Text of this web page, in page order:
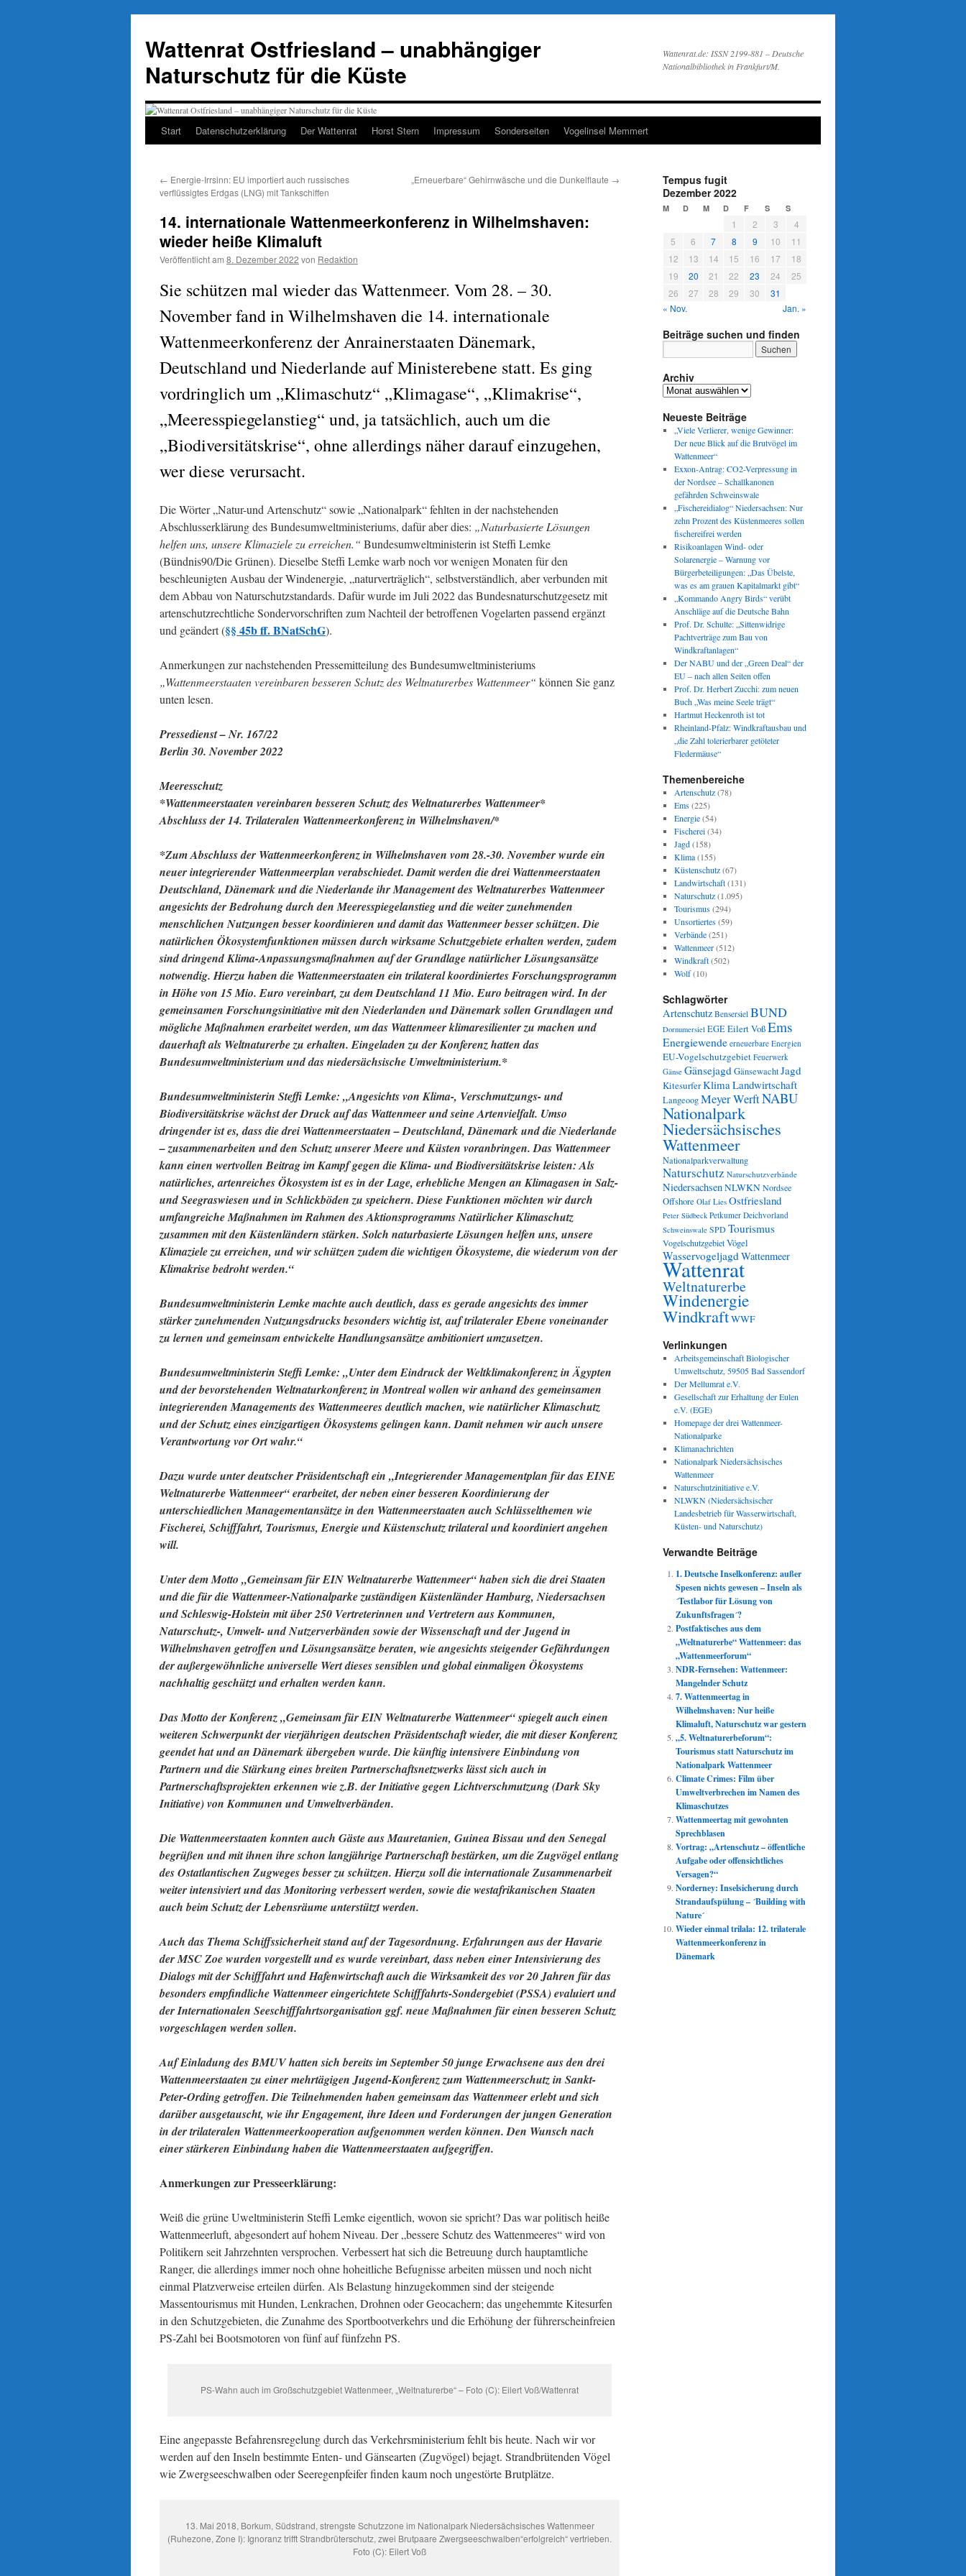
springen
Wattenrat Ostfriesland – unabhängiger
Naturschutz für die Küste
Wattenrat.de: ISSN 2199-881 – Deutsche
Nationalbibliothek in Frankfurt/M.
Start Datenschutzerklärung Der Wattenrat Horst Stern Impressum Sonderseiten Vogelinsel Memmert
← Energie-Irrsinn: EU importiert auch russisches
verflüssigtes Erdgas (LNG) mit Tankschiffen
„Erneuerbare“ Gehirnwäsche und die Dunkelflaute →
14. internationale Wattenmeerkonferenz in Wilhelmshaven:
wieder heiße Klimaluft
Veröffentlicht am 8. Dezember 2022 von Redaktion
Sie schützen mal wieder das Wattenmeer. Vom 28. – 30.
November fand in Wilhelmshaven die 14. internationale
Wattenmeerkonferenz der Anrainerstaaten Dänemark,
Deutschland und Niederlande auf Ministerebene statt. Es ging
vordringlich um „Klimaschutz“ „Klimagase“, „Klimakrise“,
„Meeresspiegelanstieg“ und, ja tatsächlich, auch um die
„Biodiversitätskrise“, ohne allerdings näher darauf einzugehen,
wer diese verursacht.
Die Wörter „Natur-und Artenschutz“ sowie „Nationalpark“ fehlten in der nachstehenden
Abschlusserklärung des Bundesumweltministeriums, dafür aber dies: „Naturbasierte Lösungen
helfen uns, unsere Klimaziele zu erreichen.“ Bundesumweltministerin ist Steffi Lemke
(Bündnis90/Die Grünen). Dieselbe Steffi Lemke warb noch vor wenigen Monaten für den
beschleunigten Ausbau der Windenergie, „naturverträglich“, selbstverständlich, aber verbunden mit
dem Abbau von Naturschutzstandards. Dafür wurde im Juli 2022 das Bundesnaturschutzgesetz mit
artenschutzrechtliche Sondervorschriften zum Nachteil der betroffenen Vogelarten passend ergänzt
und geändert (§§ 45b ff. BNatSchG).
Anmerkungen zur nachstehenden Pressemitteilung des Bundesumweltministeriums
„Wattenmeerstaaten vereinbaren besseren Schutz des Weltnaturerbes Wattenmeer“ können Sie ganz
unten lesen.
Pressedienst – Nr. 167/22
Berlin 30. November 2022
Meeresschutz
*Wattenmeerstaaten vereinbaren besseren Schutz des Weltnaturerbes Wattenmeer*
Abschluss der 14. Trilateralen Wattenmeerkonferenz in Wilhelmshaven/*
*Zum Abschluss der Wattenmeerkonferenz in Wilhelmshaven vom 28.-30. November wurde ein
neuer integrierender Wattenmeerplan verabschiedet. Damit werden die drei Wattenmeerstaaten
Deutschland, Dänemark und die Niederlande ihr Management des Weltnaturerbes Wattenmeer
angesichts der Bedrohung durch den Meeresspiegelanstieg und die weiter zunehmenden
menschlichen Nutzungen besser koordinieren und damit das Wattenmeer besser schützen. Die
natürlichen Ökosystemfunktionen müssen durch wirksame Schutzgebiete erhalten werden, zudem
sind dringend Klima-Anpassungsmaßnahmen auf der Grundlage natürlicher Lösungsansätze
notwendig. Hierzu haben die Wattenmeerstaaten ein trilateral koordiniertes Forschungsprogramm
in Höhe von 15 Mio. Euro vereinbart, zu dem Deutschland 11 Mio. Euro beitragen wird. In der
gemeinsamen Forschungsinitiative mit den Niederlanden und Dänemark sollen Grundlagen und
mögliche Maßnahmen erarbeitet werden, um das Wattenmeer klimaresilienter zu machen und
dauerhaft als Weltnaturerbe zu erhalten. Eingeladen zu der Konferenz hatten das
Bundesumweltministerium und das niedersächsische Umweltministerium.*
Bundesumweltministerin Steffi Lemke: „Angesichts von Klima-, Verschmutzungs- und
Biodiversitätskrise wächst der Druck auf das Wattenmeer und seine Artenvielfalt. Umso
dringender ist es, dass die drei Wattenmeerstaaten – Deutschland, Dänemark und die Niederlande
– zusammenarbeiten und den Schutz unserer Meere und Küsten voranbringen. Das Wattenmeer
kann einen wertvollen Beitrag im Kampf gegen die Klima- und Biodiversitätskrise leisten: Als
natürliches, artenreiches Ökosystem ist es in der Lage, erhebliche Mengen an Klimagasen in Salz-
und Seegraswiesen und in Schlickböden zu speichern. Diese Funktionen möchten wir durch
umfangreiche Maßnahmen im Rahmen des Aktionsprogramms Natürlicher Klimaschutz
zusammen mit den Küstenländern stärken. Solch naturbasierte Lösungen helfen uns, unsere
Klimaziele zu erreichen, und wir schützen zudem die wichtigen Ökosysteme, die wiederum von der
Klimakrise bedroht werden.“
Bundesumweltministerin Lemke machte auch deutlich, dass es gerade angesichts des immer
stärker zunehmenden Nutzungsdrucks besonders wichtig ist, auf trilateraler Ebene voneinander
zu lernen und gemeinsam entwickelte Handlungsansätze ambitioniert umzusetzen.
Bundesumweltministerin Steffi Lemke: „Unter dem Eindruck der Weltklimakonferenz in Ägypten
und der bevorstehenden Weltnaturkonferenz in Montreal wollen wir anhand des gemeinsamen
integrierenden Managements des Wattenmeeres deutlich machen, wie natürlicher Klimaschutz
und der Schutz eines einzigartigen Ökosystems gelingen kann. Damit nehmen wir auch unsere
Verantwortung vor Ort wahr.“
Dazu wurde unter deutscher Präsidentschaft ein „Integrierender Managementplan für das EINE
Weltnaturerbe Wattenmeer“ erarbeitet, der neben einer besseren Koordinierung der
unterschiedlichen Managementansätze in den Wattenmeerstaaten auch Schlüsselthemen wie
Fischerei, Schifffahrt, Tourismus, Energie und Küstenschutz trilateral und koordiniert angehen
will.
Unter dem Motto „Gemeinsam für EIN Weltnaturerbe Wattenmeer“ haben sich die drei Staaten
und die für die Wattenmeer-Nationalparke zuständigen Küstenländer Hamburg, Niedersachsen
und Schleswig-Holstein mit über 250 Vertreterinnen und Vertretern aus Kommunen,
Naturschutz-, Umwelt- und Nutzerverbänden sowie der Wissenschaft und der Jugend in
Wilhelmshaven getroffen und Lösungsansätze beraten, wie angesichts steigender Gefährdungen
der außergewöhnliche universelle Wert dieses sensiblen und global einmaligen Ökosystems
nachhaltig geschützt und erhalten werden kann.
Das Motto der Konferenz „Gemeinsam für EIN Weltnaturerbe Wattenmeer“ spiegelt auch einen
weiteren Schwerpunkt der vierjährigen deutschen Präsidentschaft wieder, die mit dieser Konferenz
geendet hat und an Dänemark übergeben wurde. Die künftig intensivere Einbindung von
Partnern und die Stärkung eines breiten Partnerschaftsnetzwerks lässt sich auch in
Partnerschaftsprojekten erkennen wie z.B. der Initiative gegen Lichtverschmutzung (Dark Sky
Initiative) von Kommunen und Umweltverbänden.
Die Wattenmeerstaaten konnten auch Gäste aus Mauretanien, Guinea Bissau und den Senegal
begrüßen und mit ihnen ihre schon langjährige Partnerschaft bestärken, um die Zugvögel entlang
des Ostatlantischen Zugweges besser zu schützen. Hierzu soll die internationale Zusammenarbeit
weiter intensiviert und das Monitoring verbessert werden, sowie die westafrikanischen Staaten
auch beim Schutz der Lebensräume unterstützt werden.
Auch das Thema Schiffssicherheit stand auf der Tagesordnung. Erfahrungen aus der Havarie
der MSC Zoe wurden vorgestellt und es wurde vereinbart, dass neben einer Intensivierung des
Dialogs mit der Schifffahrt und Hafenwirtschaft auch die Wirksamkeit des vor 20 Jahren für das
besonders empfindliche Wattenmeer eingerichtete Schifffahrts-Sondergebiet (PSSA) evaluiert und
der Internationalen Seeschifffahrtsorganisation ggf. neue Maßnahmen für einen besseren Schutz
vorgeschlagen werden sollen.
Auf Einladung des BMUV hatten sich bereits im September 50 junge Erwachsene aus den drei
Wattenmeerstaaten zu einer mehrtägigen Jugend-Konferenz zum Wattenmeerschutz in Sankt-
Peter-Ording getroffen. Die Teilnehmenden haben gemeinsam das Wattenmeer erlebt und sich
darüber ausgetauscht, wie ihr Engagement, ihre Ideen und Forderungen der jungen Generation
in der trilateralen Wattenmeerkooperation aufgenommen werden können. Den Wunsch nach
einer stärkeren Einbindung haben die Wattenmeerstaaten aufgegriffen.
Anmerkungen zur Presseerklärung:
Weiß die grüne Uweltministerin Steffi Lemke eigentlich, wovon sie spricht? Das war politisch heiße
Wattenmeerluft, abgesondert auf hohem Niveau. Der „bessere Schutz des Wattenmeeres“ wird von
Politikern seit Jahrzehnten versprochen. Verbessert hat sich die Betreuung durch hauptamtliche
Ranger, die allerdings immer noch ohne hoheitliche Befugnisse arbeiten müssen und noch nicht
einmal Platzverweise erteilen dürfen. Als Belastung hinzugekommen sind der steigende
Massentourismus mit Hunden, Lenkrachen, Drohnen oder Geocachern; das ungehemmte Kitesurfen
in den Schutzgebieten, die Zunahme des Sportbootverkehrs und die Erhöhung der führerscheinfreien
PS-Zahl bei Bootsmotoren von fünf auf fünfzehn PS.
PS-Wahn auch im Großschutzgebiet Wattenmeer, „Weltnaturerbe“ – Foto (C): Eilert Voß/Wattenrat
Eine angepasste Befahrensregelung durch das Verkehrsministerium fehlt bis heute. Nach wir vor
werden auf den Inseln bestimmte Enten- und Gänsearten (Zugvögel) bejagt. Strandbrütenden Vögel
wie Zwergseeschwalben oder Seeregenpfeifer finden kaum noch ungestörte Brutplätze.
13. Mai 2018, Borkum, Südstrand, strengste Schutzzone im Nationalpark Niedersächsisches Wattenmeer
(Ruhezone, Zone I): Ignoranz trifft Strandbrüterschutz, zwei Brutpaare Zwergseeschwalben“erfolgreich“ vertrieben.
Foto (C): Eilert Voß
Tempus fugit
Dezember 2022
M D M D F S S
1 2 3
4
5
6 7 8 9 10
11
12
13 14 15 16 17
18
19
20 21 22 23 24
25
26
27 28 29 30
31
« Nov.
Jan. »
Beiträge suchen und finden
Archiv
Archiv
Neueste Beiträge
„Viele Verlierer, wenige Gewinner:
Der neue Blick auf die Brutvögel im
Wattenmeer“
Exxon-Antrag: CO2-Verpressung in
der Nordsee – Schallkanonen
gefährden Schweinswale
„Fischereidialog“ Niedersachsen: Nur
zehn Prozent des Küstenmeeres sollen
fischereifrei werden
Risikoanlagen Wind- oder
Solarenergie – Warnung vor
Bürgerbeteiligungen: „Das Übelste,
was es am grauen Kapitalmarkt gibt“
„Kommando Angry Birds“ verübt
Anschläge auf die Deutsche Bahn
Prof. Dr. Schulte: „Sittenwidrige
Pachtverträge zum Bau von
Windkraftanlagen“
Der NABU und der „Green Deal“ der
EU – nach allen Seiten offen
Prof. Dr. Herbert Zucchi: zum neuen
Buch „Was meine Seele trägt“
Hartmut Heckenroth ist tot
Rheinland-Pfalz: Windkraftausbau und
„die Zahl tolerierbarer getöteter
Fledermäuse“
Themenbereiche
Artenschutz(78)
Ems(225)
Energie(54)
Fischerei(34)
Jagd(158)
Klima(155)
Küstenschutz(67)
Landwirtschaft(131)
Naturschutz(1.095)
Tourismus(294)
Unsortiertes(59)
Verbände(251)
Wattenmeer(512)
Windkraft(502)
Wolf(10)
Schlagwörter
Artenschutz Bensersiel BUND
Dornumersiel EGEEilert VoßEms
Energiewende erneuerbare Energien
EU-Vogelschutzgebiet Feuerwerk
Gänse GänsejagdGänsewachtJagd
KitesurferKlimaLandwirtschaft
LangeoogMeyer WerftNABU
Nationalpark
Niedersächsisches
Wattenmeer
Nationalparkverwaltung
Naturschutz Naturschutzverbände
NiedersachsenNLWKNNordsee
Offshore Olaf Lies Ostfriesland
Peter Südbeck Petkumer Deichvorland
Schweinswale SPDTourismus
VogelschutzgebietVögel
WasservogeljagdWattenmeer
Wattenrat
Weltnaturerbe
Windenergie
WindkraftWWF
Verlinkungen
Arbeitsgemeinschaft Biologischer
Umweltschutz, 59505 Bad Sassendorf
Der Mellumrat e.V.
Gesellschaft zur Erhaltung der Eulen
e.V. (EGE)
Homepage der drei Wattenmeer-
Nationalparke
Klimanachrichten
Nationalpark Niedersächsisches
Wattenmeer
Naturschutzinitiative e.V.
NLWKN (Niedersächsischer
Landesbetrieb für Wasserwirtschaft,
Küsten- und Naturschutz)
Verwandte Beiträge
1. Deutsche Inselkonferenz: außer
Spesen nichts gewesen – Inseln als
´Testlabor für Lösung von
Zukunftsfragen´?
Postfaktisches aus dem
„Weltnaturerbe“ Wattenmeer: das
„Wattenmeerforum“
NDR-Fernsehen: Wattenmeer:
Mangelnder Schutz
7. Wattenmeertag in
Wilhelmshaven: Nur heiße
Klimaluft, Naturschutz war gestern
„5. Weltnaturerbeforum“:
Tourismus statt Naturschutz im
Nationalpark Wattenmeer
Climate Crimes: Film über
Umweltverbrechen im Namen des
Klimaschutzes
Wattenmeertag mit gewohnten
Sprechblasen
Vortrag: „Artenschutz – öffentliche
Aufgabe oder offensichtliches
Versagen?“
Norderney: Inselsicherung durch
Strandaufspülung – ´Building with
Nature´
Wieder einmal trilala: 12. trilaterale
Wattenmeerkonferenz in
Dänemark